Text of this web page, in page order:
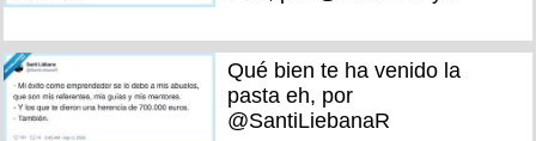
Qué bien te ha venido la
pasta eh, por
@SantiLiebanaR